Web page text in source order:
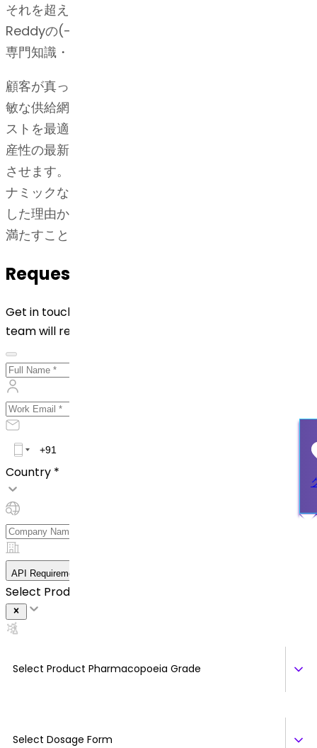
それを超える優れた価値を生み出しています。Dr.
Reddyの(-) API, R&D (研究開発)、IP、規制の高度な
専門知識・技能の結果です。
顧客が真っ先に市場に参入するのに重要な要素は、機
敏な供給網です。弊社は全施設を効率的に、そしてコ
ストを最適化して稼働させ、品質と安全性、また、生
産性の最新基準に従うことで、そうした供給網を実現
させます。オフィスと工場の結びつきを強化し、ダイ
ナミックな市場の変化に迅速に対応しています。そう
した理由から、弊社は不足を解消して突発的な供給を
満たすことができるのです。
Request for Quotation
Get in touch with us by filling out the form below. Our
team will reach out to you shortly!
Country *
API Requirement Details
Select Product *
Select Product Pharmacopoeia Grade
Select Dosage Form